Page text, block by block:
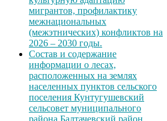
мигрантов, профилактику
межнациональных
(межэтнических) конфликтов на
2026 – 2030 годы.
Состав и содержание
информации о лесах,
расположенных на землях
населенных пунктов сельского
поселения Кунтугушевский
сельсовет муниципального